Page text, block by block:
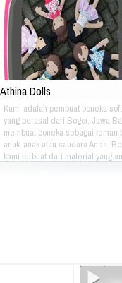
Athina Dolls
Kami adalah pembuat boneka
yang berasal dari Bogor, Jawa
membuat boneka sebagai teman
anak-anak atau saudara Anda.
kami terbuat dari material yang
Park, Jl. Raya Babakan Madang
Sentul, Bogor 16810 Web: